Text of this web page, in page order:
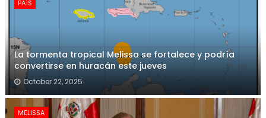
PAÍS
La tormenta tropical Melissa se fortalece y podría
convertirse en huracán este jueves
October 22, 2025
MELISSA